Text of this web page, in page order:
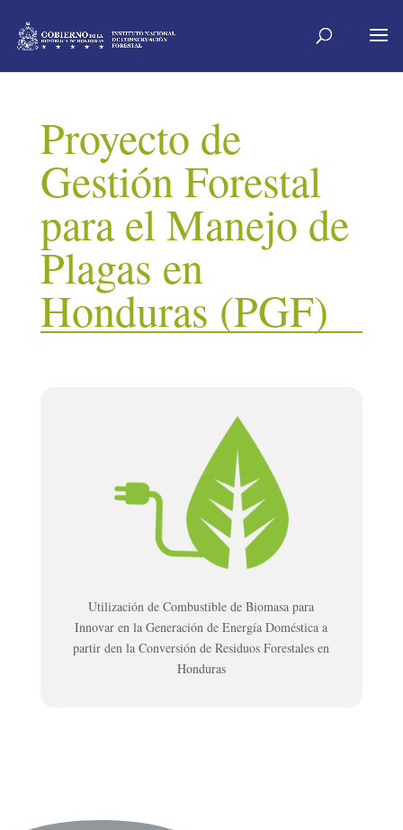
Proyecto de
Gestión Forestal
para el Manejo de
Plagas en
Honduras (PGF)
Utilización de Combustible de Biomasa para
Innovar en la Generación de Energía Doméstica a
partir den la Conversión de Residuos Forestales en
Honduras